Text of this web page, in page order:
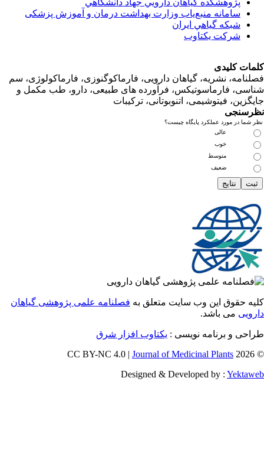
سامانه منبع‌ياب وزارت بهداشت درمان و آموزش پزشکی
شبكه گياهي ايران
شرکت یکتاوب
کلیدی
نشریه، گیاهان دارویی، فارماکوگنوزی، فارماکولوژی، سم
فارماسوتیکس، فرآورده های طبیعی، دارو، طب مکمل و
فیتوشیمی، اتنوبوتانی، ترکیبات
در مورد عملکرد پایگاه چیست؟
متوسط
ضعیف
حقوق این وب سایت متعلق بهفصلنامه علمی پژوهشی گیاهان
می باشد.
و برنامه نویسی :یکتاوب افزار شرق
Journal of Medicinal Plants
Designed & Developed by :